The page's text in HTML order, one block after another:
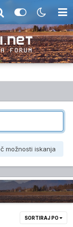
možnosti iskanja
SORTIRAJ PO